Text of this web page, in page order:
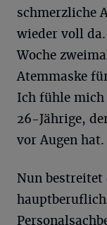
schmerzliche
wieder voll
Woche
Atemmaske
Ich fühle
26-Jährige,
vor Augen hat.
Nun